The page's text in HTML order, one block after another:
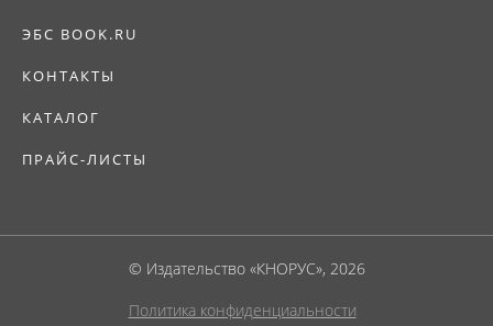
ЭБС BOOK.RU
КОНТАКТЫ
КАТАЛОГ
ПРАЙС-ЛИСТЫ
© Издательство «КНОРУС», 2026
Политика конфиденциальности